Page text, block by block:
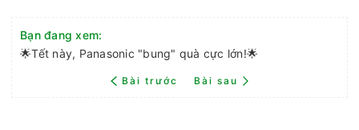
Bạn đang xem:
🌟Tết này, Panasonic "bung" quà cực lớn!🌟
Bài trước Bài sau